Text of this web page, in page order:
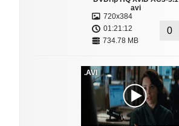
avi
720x384
01:21:12
734.78 MB
0
.AVI